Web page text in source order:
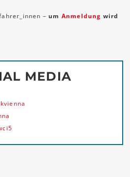
– um Anmeldung wird
MEDIA